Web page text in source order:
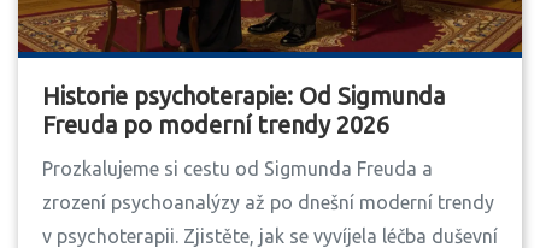
Historie psychoterapie: Od Sigmunda
Freuda po moderní trendy 2026
Prozkalujeme si cestu od Sigmunda Freuda a
zrození psychoanalýzy až po dnešní moderní trendy
v psychoterapii. Zjistěte, jak se vyvíjela léčba duševní